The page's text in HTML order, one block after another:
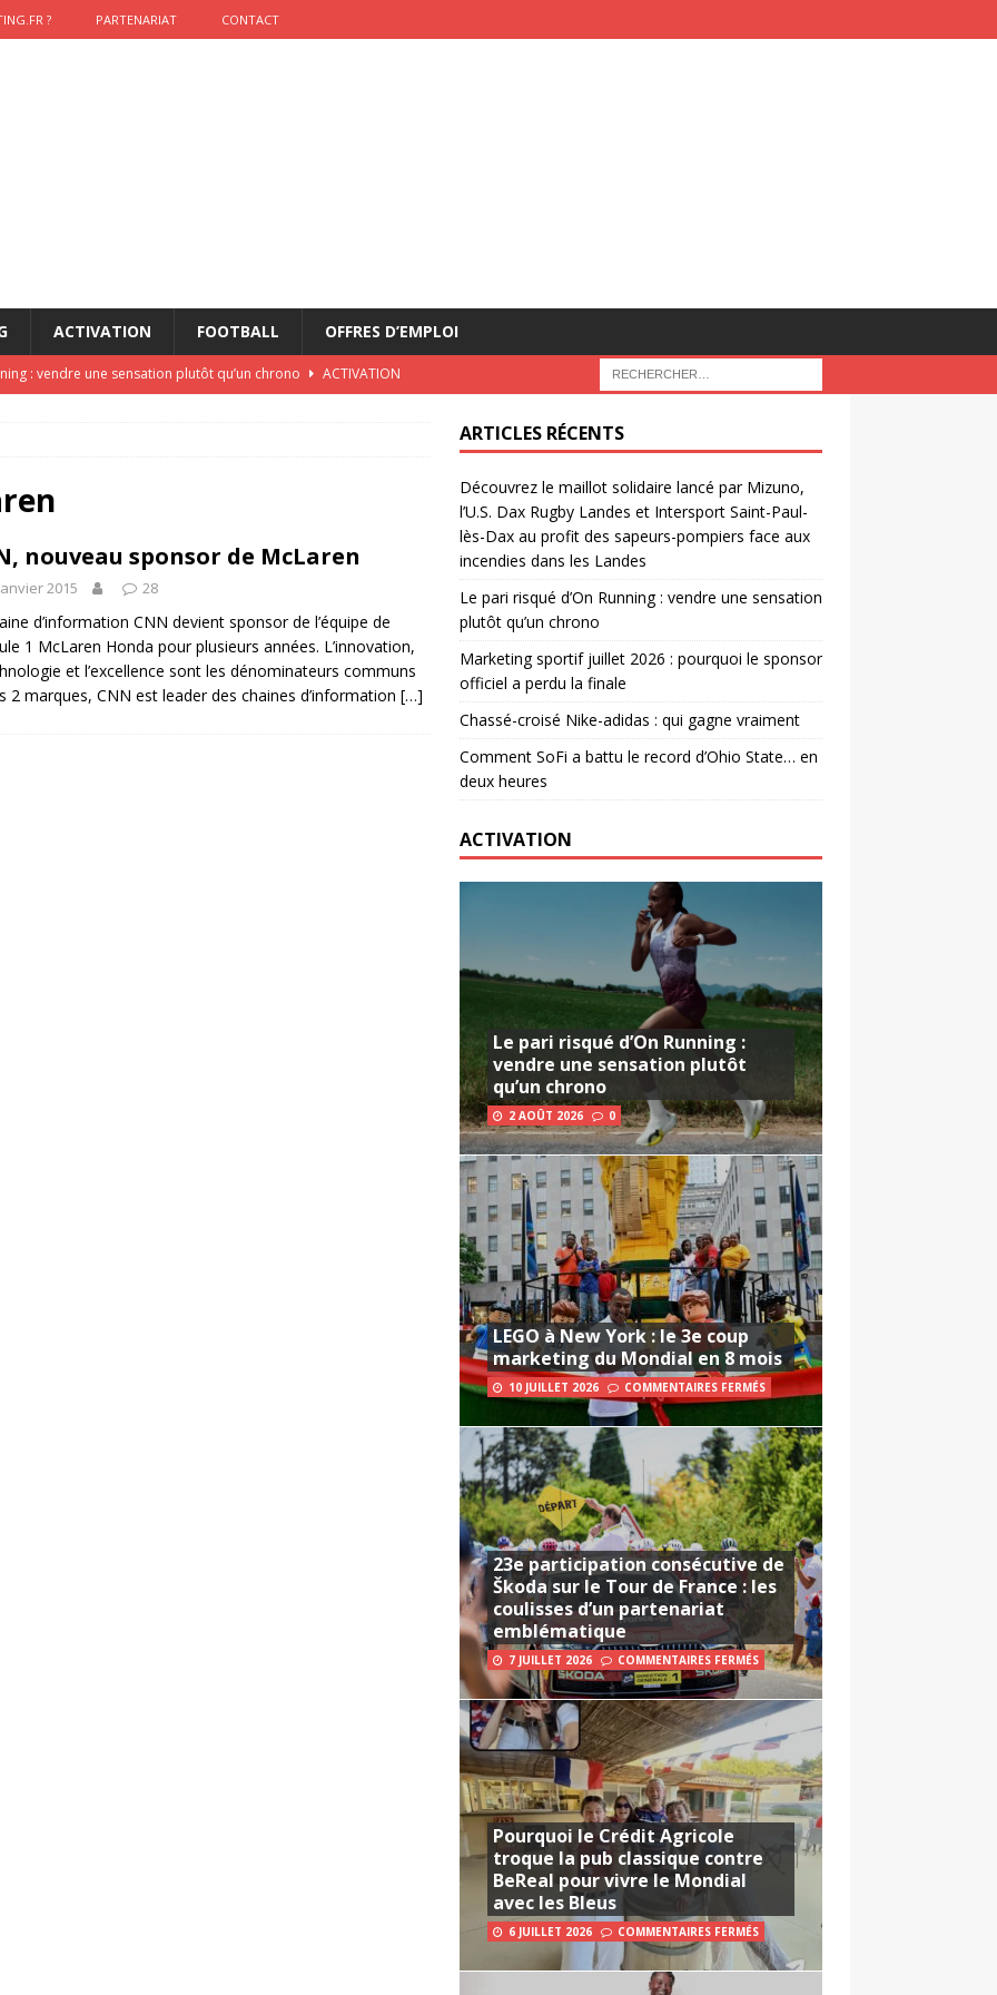
? PARTENARIAT CONTACT
ACTIVATION FOOTBALL OFFRES D’EMPLOI
: vendre une sensation plutôt qu’un chrono
ACTIVATION
: qui gagne vraiment
lancé par Mizuno, l’U.S. Dax Rugby Landes et Intersport
pompiers face aux incendies dans les Landes
nouveau sponsor de McLaren
2015 28
d’information CNN devient sponsor de l’équipe de
1 McLaren Honda pour plusieurs années. L’innovation,
et l’excellence sont les dénominateurs communs
2 marques, CNN est leader des chaines d’information […]
ARTICLES RÉCENTS
Découvrez le maillot solidaire lancé par Mizuno,
l’U.S. Dax Rugby Landes et Intersport Saint-Paul-
lès-Dax au profit des sapeurs-pompiers face aux
incendies dans les Landes
Le pari risqué d’On Running : vendre une sensation
plutôt qu’un chrono
Marketing sportif juillet 2026 : pourquoi le sponsor
officiel a perdu la finale
Chassé-croisé Nike-adidas : qui gagne vraiment
Comment SoFi a battu le record d’Ohio State… en
deux heures
ACTIVATION
Le pari risqué d’On Running :
vendre une sensation plutôt
qu’un chrono
2 AOÛT 2026 0
LEGO à New York : le 3e coup
marketing du Mondial en 8 mois
10 JUILLET 2026 COMMENTAIRES FERMÉS
23e participation consécutive de
Škoda sur le Tour de France : les
coulisses d’un partenariat
emblématique
7 JUILLET 2026 COMMENTAIRES FERMÉS
Pourquoi le Crédit Agricole
troque la pub classique contre
BeReal pour vivre le Mondial
avec les Bleus
6 JUILLET 2026 COMMENTAIRES FERMÉS